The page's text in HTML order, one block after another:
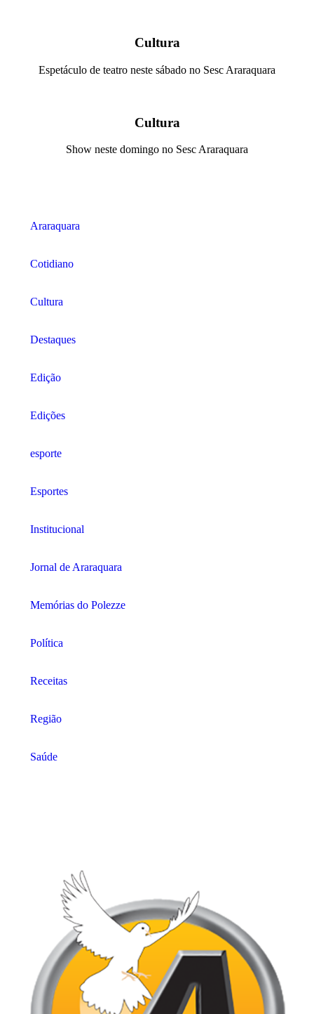
Cultura
Espetáculo de teatro neste sábado no Sesc Araraquara
Cultura
Show neste domingo no Sesc Araraquara
Araraquara
Cotidiano
Cultura
Destaques
Edição
Edições
esporte
Esportes
Institucional
Jornal de Araraquara
Memórias do Polezze
Política
Receitas
Região
Saúde